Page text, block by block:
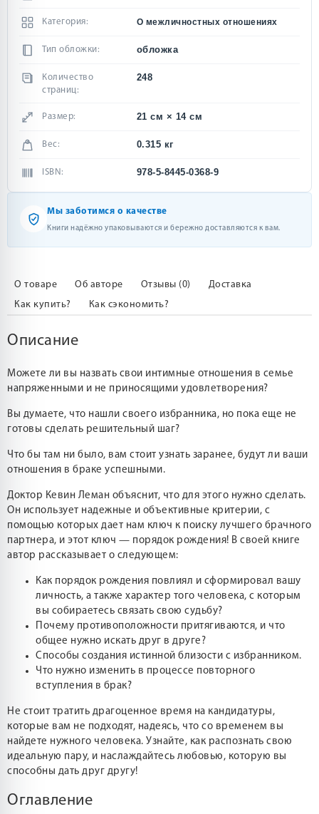
Категория: О межличностных отношениях
Тип обложки: обложка
Количество
страниц:
248
Размер: 21 см × 14 см
Вес: 0.315 кг
ISBN: 978-5-8445-0368-9
Мы заботимся о качестве
Книги надёжно упаковываются и бережно доставляются к вам.
О товаре Об авторе Отзывы (0)
Доставка
Как купить?
Как сэкономить?
Описание
Можете ли вы назвать свои интимные отношения в семье
напряженными и не приносящими удовлетворения?
Вы думаете, что нашли своего избранника, но пока еще не
готовы сделать решительный шаг?
Что бы там ни было, вам стоит узнать заранее, будут ли ваши
отношения в браке успешными.
Доктор Кевин Леман объяснит, что для этого нужно сделать.
Он использует надежные и объективные критерии, с
помощью которых дает нам ключ к поиску лучшего брачного
партнера, и этот ключ — порядок рождения! В своей книге
автор рассказывает о следующем:
Как порядок рождения повлиял и сформировал вашу
личность, а также характер того человека, с которым
вы собираетесь связать свою судьбу?
Почему противоположности притягиваются, и что
общее нужно искать друг в друге?
Способы создания истинной близости с избранником.
Что нужно изменить в процессе повторного
вступления в брак?
Не стоит тратить драгоценное время на кандидатуры,
которые вам не подходят, надеясь, что со временем вы
найдете нужного человека. Узнайте, как распознать свою
идеальную пару, и наслаждайтесь любовью, которую вы
способны дать друг другу!
Оглавление